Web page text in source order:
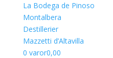
La Bodega de Pinoso
Montalbera
Destillerier
Mazzetti d’Altavilla
0 varor0,00